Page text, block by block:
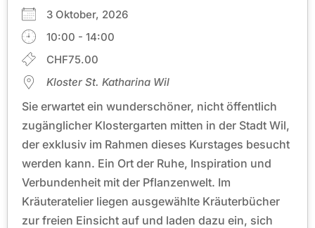
3 Oktober, 2026
10:00 - 14:00
CHF75.00
Kloster St. Katharina Wil
Sie erwartet ein wunderschöner, nicht öffentlich
zugänglicher Klostergarten mitten in der Stadt Wil,
der exklusiv im Rahmen dieses Kurstages besucht
werden kann. Ein Ort der Ruhe, Inspiration und
Verbundenheit mit der Pflanzenwelt. Im
Kräuteratelier liegen ausgewählte Kräuterbücher
zur freien Einsicht auf und laden dazu ein, sich